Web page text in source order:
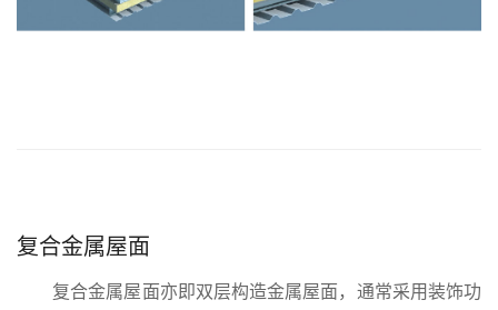
复合金属屋面
复合金属屋面亦即双层构造金属屋面，通常采用装饰功